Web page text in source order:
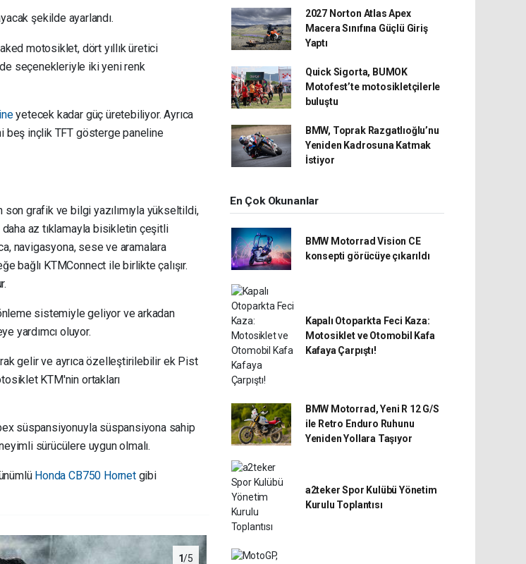
şekilde ayarlandı.
motosiklet, dört yıllık üretici
seçenekleriyle iki yeni renk
yetecek kadar güç üretebiliyor. Ayrıca
beş inçlik TFT gösterge paneline
son grafik ve bilgi yazılımıyla yükseltildi,
az tıklamayla bisikletin çeşitli
navigasyona, sese ve aramalara
bağlı KTMConnect ile birlikte çalışır.
sistemiyle geliyor ve arkadan
yardımcı oluyor.
gelir ve ayrıca özelleştirilebilir ek Pist
KTM'nin ortakları
süspansiyonuyla süspansiyona sahip
sürücülere uygun olmalı.
Honda CB750 Hornetgibi
1/5
2027 Norton Atlas Apex
Macera Sınıfına Güçlü Giriş
Yaptı
Quick Sigorta, BUMOK
Motofest’te motosikletçilerle
buluştu
BMW, Toprak Razgatlıoğlu’nu
Yeniden Kadrosuna Katmak
İstiyor
En Çok Okunanlar
BMW Motorrad Vision CE
konsepti görücüye çıkarıldı
Kapalı Otoparkta Feci Kaza:
Motosiklet ve Otomobil Kafa
Kafaya Çarpıştı!
BMW Motorrad, Yeni R 12 G/S
ile Retro Enduro Ruhunu
Yeniden Yollara Taşıyor
a2teker Spor Kulübü Yönetim
Kurulu Toplantısı